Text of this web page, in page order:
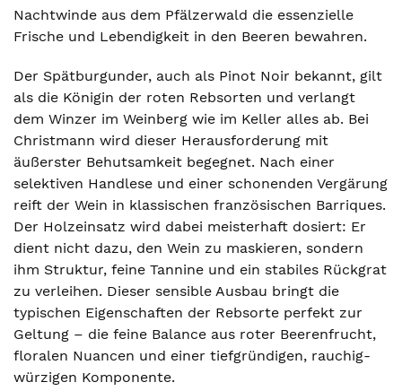
Nachtwinde aus dem Pfälzerwald die essenzielle
Frische und Lebendigkeit in den Beeren bewahren.
Der Spätburgunder, auch als Pinot Noir bekannt, gilt
als die Königin der roten Rebsorten und verlangt
dem Winzer im Weinberg wie im Keller alles ab. Bei
Christmann wird dieser Herausforderung mit
äußerster Behutsamkeit begegnet. Nach einer
selektiven Handlese und einer schonenden Vergärung
reift der Wein in klassischen französischen Barriques.
Der Holzeinsatz wird dabei meisterhaft dosiert: Er
dient nicht dazu, den Wein zu maskieren, sondern
ihm Struktur, feine Tannine und ein stabiles Rückgrat
zu verleihen. Dieser sensible Ausbau bringt die
typischen Eigenschaften der Rebsorte perfekt zur
Geltung – die feine Balance aus roter Beerenfrucht,
floralen Nuancen und einer tiefgründigen, rauchig-
würzigen Komponente.